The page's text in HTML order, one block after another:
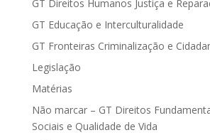
GT Direitos Humanos Justiça e
GT Educação e Interculturalidade
GT Fronteiras Criminalização e
Legislação
Matérias
Não marcar – GT Direitos
Sociais e Qualidade de Vida